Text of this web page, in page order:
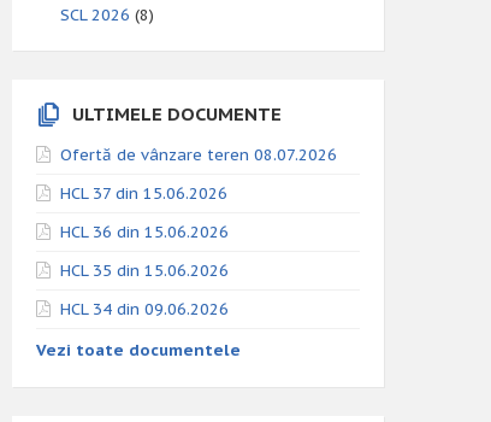
SCL 2026 (8)
ULTIMELE DOCUMENTE
Ofertă de vânzare teren 08.07.2026
HCL 37 din 15.06.2026
HCL 36 din 15.06.2026
HCL 35 din 15.06.2026
HCL 34 din 09.06.2026
Vezi toate documentele